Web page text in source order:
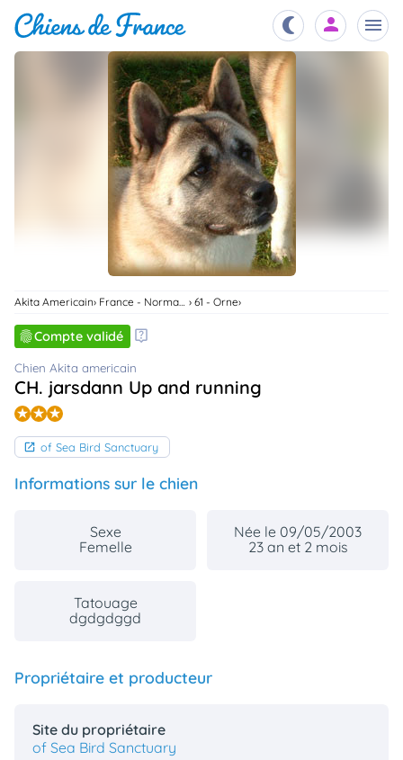
Services
..
Assurances
Connexion
Akita Americain 61 - Orne
Compte validé
Chien Akita americain
CH. jarsdann Up and running
of Sea Bird Sanctuary
Informations sur le chien
Sexe
Femelle
Née le 09/05/2003
23 an et 2 mois
Tatouage
dgdgdggd
Propriétaire et producteur
Site du propriétaire
of Sea Bird Sanctuary